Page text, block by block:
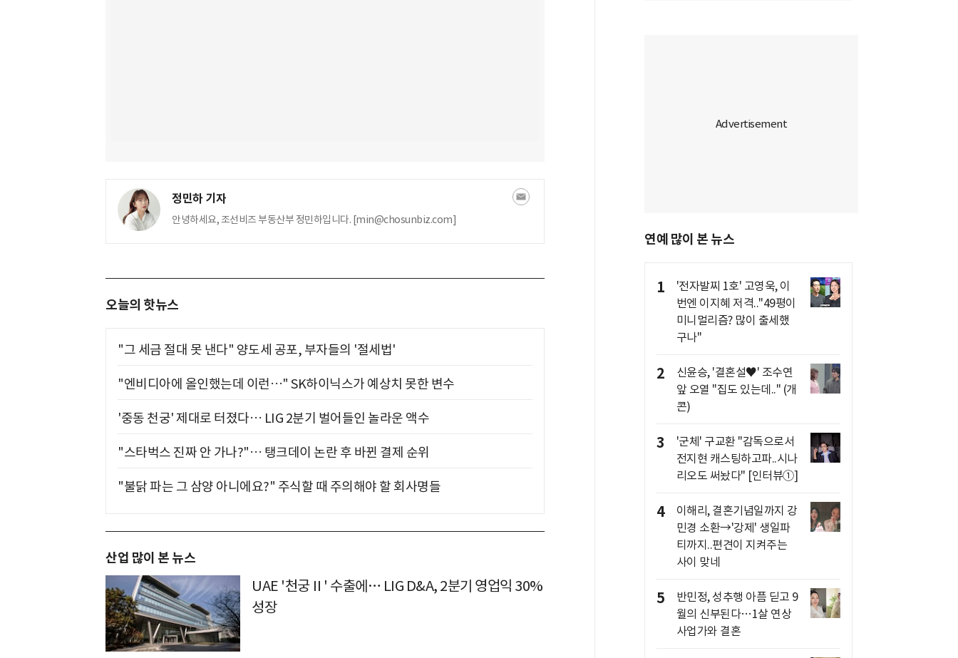
정민하 기자
안녕하세요, 조선비즈 부동산부 정민하입니다. [min@chosunbiz.com]
오늘의 핫뉴스
"그 세금 절대 못 낸다" 양도세 공포, 부자들의 '절세법'
"엔비디아에 올인했는데 이런…" SK하이닉스가 예상치 못한 변수
'중동 천궁' 제대로 터졌다… LIG 2분기 벌어들인 놀라운 액수
"스타벅스 진짜 안 가나?"… 탱크데이 논란 후 바뀐 결제 순위
"불닭 파는 그 삼양 아니에요?" 주식할 때 주의해야 할 회사명들
산업 많이 본 뉴스
UAE '천궁Ⅱ' 수출에… LIG D&A, 2분기 영업익 30%
성장
연예 많이 본 뉴스
1
'전자발찌 1호' 고영욱, 이
번엔 이지혜 저격.."49평이
미니멀리즘? 많이 출세했
구나"
2
신윤승, '결혼설♥' 조수연
앞 오열 "집도 있는데.." (개
콘)
3
'군체' 구교환 "감독으로서
전지현 캐스팅하고파..시나
리오도 써놨다" [인터뷰①]
4
이해리, 결혼기념일까지 강
민경 소환→'강제' 생일파
티까지..편견이 지켜주는
사이 맞네
5
반민정, 성추행 아픔 딛고 9
월의 신부된다…1살 연상
사업가와 결혼